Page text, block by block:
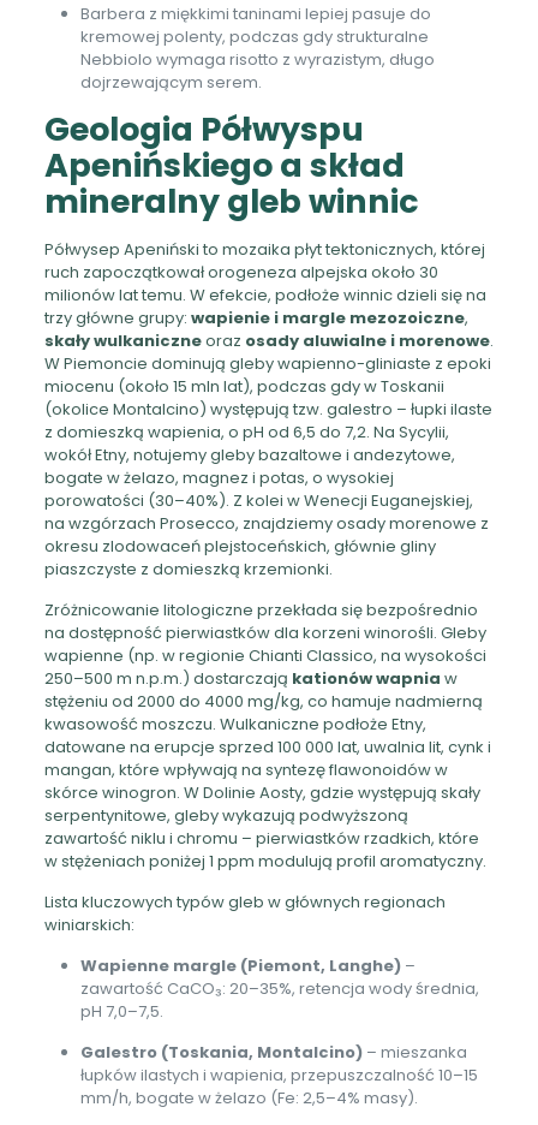
Barbera z miękkimi taninami lepiej pasuje do
kremowej polenty, podczas gdy strukturalne
Nebbiolo wymaga risotto z wyrazistym, długo
dojrzewającym serem.
Geologia Półwyspu
Apenińskiego a skład
mineralny gleb winnic
Półwysep Apeniński to mozaika płyt tektonicznych, której
ruch zapoczątkował orogeneza alpejska około 30
milionów lat temu. W efekcie, podłoże winnic dzieli się na
trzy główne grupy: wapienie i margle mezozoiczne,
skały wulkaniczneoraz osady aluwialne i morenowe.
W Piemoncie dominują gleby wapienno-gliniaste z epoki
miocenu (około 15 mln lat), podczas gdy w Toskanii
(okolice Montalcino) występują tzw. galestro – łupki ilaste
z domieszką wapienia, o pH od 6,5 do 7,2. Na Sycylii,
wokół Etny, notujemy gleby bazaltowe i andezytowe,
bogate w żelazo, magnez i potas, o wysokiej
porowatości (30–40%). Z kolei w Wenecji Euganejskiej,
na wzgórzach Prosecco, znajdziemy osady morenowe z
okresu zlodowaceń plejstoceńskich, głównie gliny
piaszczyste z domieszką krzemionki.
Zróżnicowanie litologiczne przekłada się bezpośrednio
na dostępność pierwiastków dla korzeni winorośli. Gleby
wapienne (np. w regionie Chianti Classico, na wysokości
250–500 m n.p.m.) dostarczają kationów wapnia w
stężeniu od 2000 do 4000 mg/kg, co hamuje nadmierną
kwasowość moszczu. Wulkaniczne podłoże Etny,
datowane na erupcje sprzed 100 000 lat, uwalnia lit, cynk i
mangan, które wpływają na syntezę flawonoidów w
skórce winogron. W Dolinie Aosty, gdzie występują skały
serpentynitowe, gleby wykazują podwyższoną
zawartość niklu i chromu – pierwiastków rzadkich, które
w stężeniach poniżej 1 ppm modulują profil aromatyczny.
Lista kluczowych typów gleb w głównych regionach
winiarskich:
Wapienne margle (Piemont, Langhe)–
zawartość CaCO₃: 20–35%, retencja wody średnia,
pH 7,0–7,5.
Galestro (Toskania, Montalcino)– mieszanka
łupków ilastych i wapienia, przepuszczalność 10–15
mm/h, bogate w żelazo (Fe: 2,5–4% masy).